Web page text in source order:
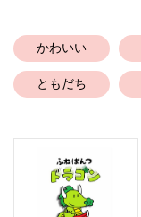
かわいい
ともだち